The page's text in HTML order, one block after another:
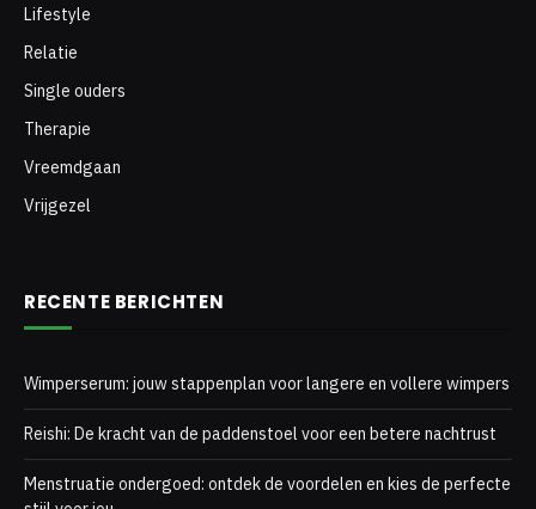
Lifestyle
Relatie
Single ouders
Therapie
Vreemdgaan
Vrijgezel
RECENTE BERICHTEN
Wimperserum: jouw stappenplan voor langere en vollere wimpers
Reishi: De kracht van de paddenstoel voor een betere nachtrust
Menstruatie ondergoed: ontdek de voordelen en kies de perfecte